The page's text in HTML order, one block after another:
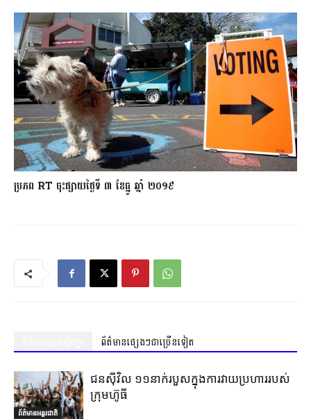
ប្រភព RT ចុះផ្សាយថ្ងៃទី ៣ ខែធ្នូ ឆ្នាំ ២០១៩
ព័ត៌មានផ្សេងៗជាច្រើនទៀត
ព័ត៌មានអន្តរជាតិ
ជនស៊ីវិល ១១នាក់របួសក្នុងការវាយប្រហាររបស់
ក្រុមហ៊ូធី